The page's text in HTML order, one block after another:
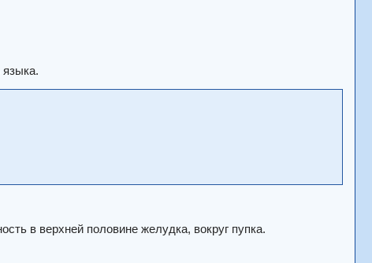
в верхней половине желудка, вокруг пупка.